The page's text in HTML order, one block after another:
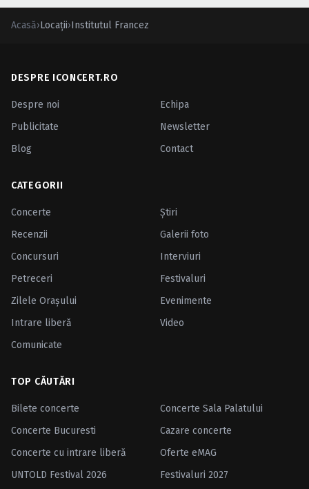
Acasă›Locații›Institutul Francez
DESPRE ICONCERT.RO
Despre noi
Echipa
Publicitate
Newsletter
Blog
Contact
CATEGORII
Concerte
Ştiri
Recenzii
Galerii foto
Concursuri
Interviuri
Petreceri
Festivaluri
Zilele Oraşului
Evenimente
Intrare liberă
Video
Comunicate
TOP CĂUTĂRI
Bilete concerte
Concerte Sala Palatului
Concerte Bucuresti
Cazare concerte
Concerte cu intrare liberă
Oferte eMAG
UNTOLD Festival 2026
Festivaluri 2027